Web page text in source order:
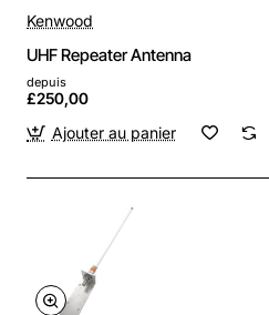
Kenwood
UHF Repeater Antenna
depuis
£250,00
Ajouter au panier